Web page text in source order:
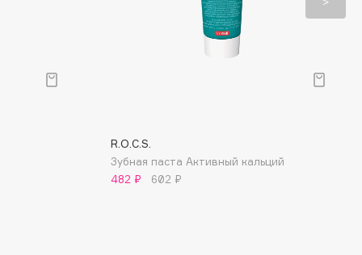
R.O.C.S.
Зубная паста Активный кальций
482 ₽
602 ₽